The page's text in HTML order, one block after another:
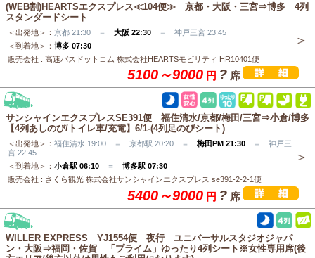
(WEB割)HEARTSエクスプレス≪104便≫ 京都・大阪・三宮⇒博多 4列
スタンダードシート
＜出発地＞： 京都 21:30 ＝ 大阪 22:30 ＝ 神戸三宮 23:45
＜到着地＞： 博多 07:30
販売会社 : 高速バスドットコム 株式会社HEARTSモビリティ HR10401便
5100～9000 円 ? 席
サンシャインエクスプレスSE391便 福住清水/京都/梅田/三宮⇒小倉/博多
【4列あしのび/トイレ車/充電】6/1-(4列足のびシート)
＜出発地＞： 福住清水 19:00 ＝ 京都駅 20:20 ＝ 梅田PM 21:30 ＝ 神戸三
宮 22:45
＜到着地＞： 小倉駅 06:10 ＝ 博多駅 07:30
販売会社 : さくら観光 株式会社サンシャインエクスプレス se391-2-2-1便
5400～9000 円 ? 席
WILLER EXPRESS YJ1554便 夜行 ユニバーサルスタジオジャパ
ン・大阪⇒福岡・佐賀 「プライム」ゆったり4列シート※女性専用席(後